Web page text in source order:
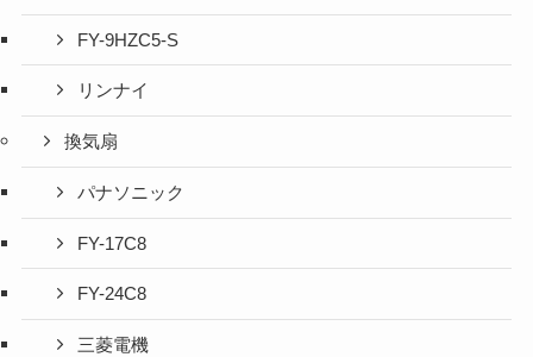
FY-9HZC5-S
リンナイ
換気扇
パナソニック
FY-17C8
FY-24C8
三菱電機